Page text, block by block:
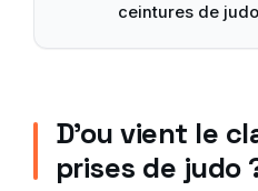
ceintures de
D’ou vient le
prises de judo